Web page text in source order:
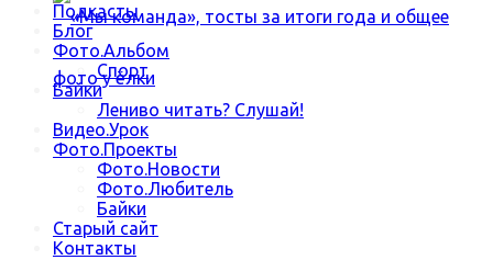
«Мы команда», тосты за итоги года и общее
фото у ёлки
Подкасты
Блог
Фото.Альбом
Спорт
Байки
Лениво читать? Слушай!
Видео.Урок
Фото.Проекты
Фото.Новости
Фото.Любитель
Байки
Старый сайт
Контакты